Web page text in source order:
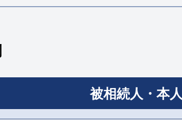
被相続人・本人